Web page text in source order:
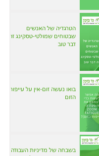
הטרגדיה של האנשים
שבטוחים שמולטי-טסקינג זה
דבר טוב
בואו נעשה זום-אין על עייפות
הזום
בשבחה של מדיניות העבודה